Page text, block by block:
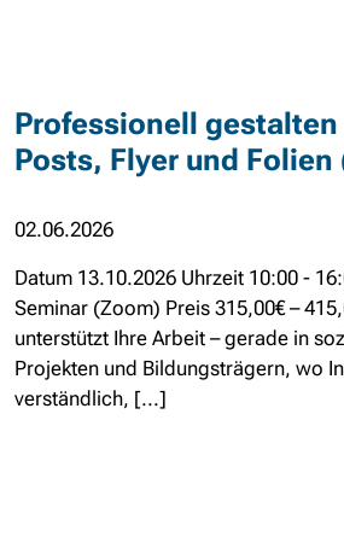
Professionell gestalten
Posts, Flyer und Folien
02.06.2026
Datum 13.10.2026 Uhrzeit 10:00 -
Seminar (Zoom) Preis 315,00€ –
unterstützt Ihre Arbeit – gerade in
Projekten und Bildungsträgern, wo
verständlich, [...]